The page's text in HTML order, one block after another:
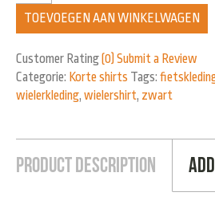
TOEVOEGEN AAN WINKELWAGEN
Customer Rating(0) Submit a Review
Categorie: Korte shirts Tags:
wielerkleding, wielershirt, zwart
Product Description